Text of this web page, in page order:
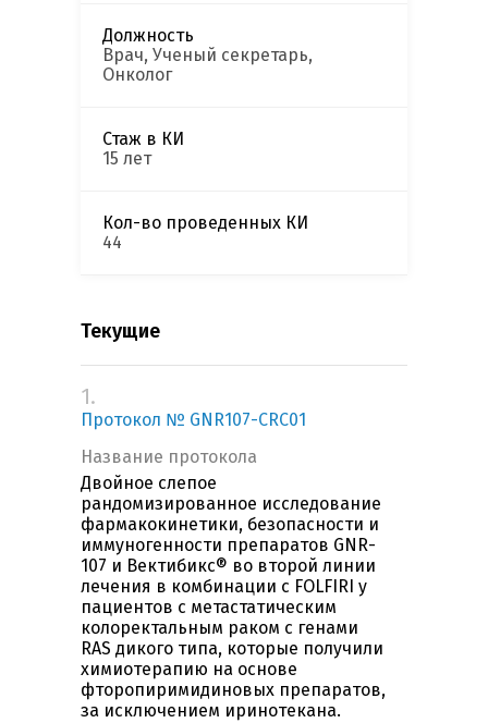
Должность
Врач, Ученый секретарь,
Онколог
Стаж в КИ
15 лет
Кол-во проведенных КИ
44
Текущие
1.
Протокол № GNR107-CRC01
Название протокола
Двойное слепое
рандомизированное исследование
фармакокинетики, безопасности и
иммуногенности препаратов GNR-
107 и Вектибикс® во второй линии
лечения в комбинации с FOLFIRI у
пациентов с метастатическим
колоректальным раком с генами
RAS дикого типа, которые получили
химиотерапию на основе
фторопиримидиновых препаратов,
за исключением иринотекана.